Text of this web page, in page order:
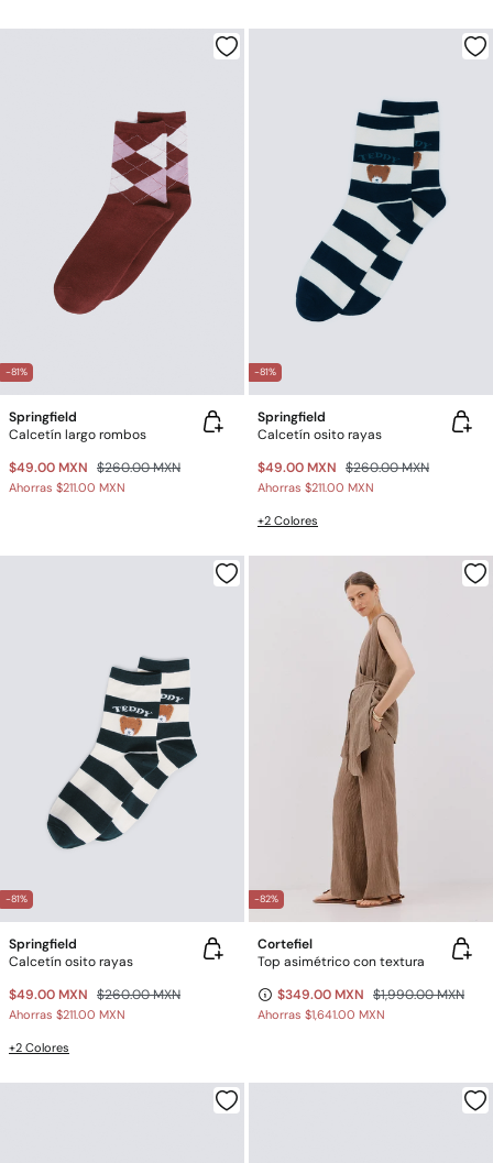
-81%
Springfield
Calcetín largo rombos
$49.00 MXN $260.00 MXN
Ahorras $211.00 MXN
-81%
Springfield
Calcetín osito rayas
$49.00 MXN $260.00 MXN
Ahorras $211.00 MXN
+2 Colores
-81%
Springfield
Calcetín osito rayas
$49.00 MXN $260.00 MXN
Ahorras $211.00 MXN
+2 Colores
-82%
Cortefiel
Top asimétrico con textura
$349.00 MXN $1,990.00 MXN
Ahorras $1,641.00 MXN